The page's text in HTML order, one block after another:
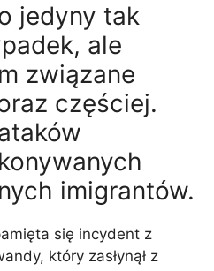
jedyny tak
ale
związane
częściej.
imigrantów.
się incydent z
który zasłynął z